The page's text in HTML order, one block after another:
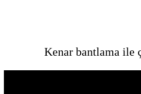
Kenar bantlama ile